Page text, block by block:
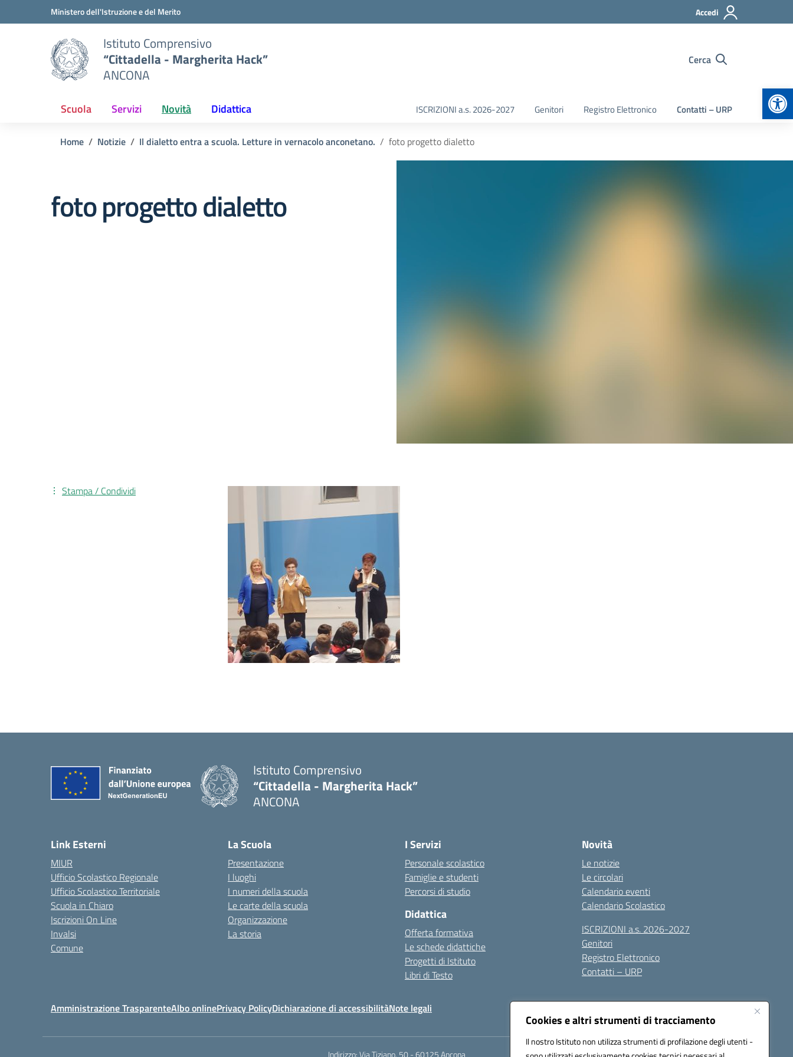
Cookies e altri strumenti di tracciamento
Il nostro Istituto non utilizza strumenti di profilazione degli utenti -
Vai ai contenuti
Vai al menu di navigazioneMinistero dell'Istruzione e del Merito Accedi
Istituto Comprensivo
“Cittadella - Margherita Hack”
ANCONA
Cerca
Scuola Servizi Novità Didattica ISCRIZIONI a.s. 2026-2027 Genitori Registro Elettronico Contatti – URP
Home Notizie Il dialetto entra a scuola. Letture in vernacolo anconetano. foto progetto dialetto
foto progetto dialetto
Stampa / Condividi
Istituto Comprensivo
“Cittadella - Margherita Hack”
ANCONA
Link Esterni
MIUR
Ufficio Scolastico Regionale
Ufficio Scolastico Territoriale
Scuola in Chiaro
Iscrizioni On Line
Invalsi
Comune
La Scuola
Presentazione
I luoghi
I numeri della scuola
Le carte della scuola
Organizzazione
La storia
I Servizi
Personale scolastico
Famiglie e studenti
Percorsi di studio
Didattica
Offerta formativa
Le schede didattiche
Progetti di Istituto
Libri di Testo
Novità
Le notizie
Le circolari
Calendario eventi
Calendario Scolastico
ISCRIZIONI a.s. 2026-2027
Genitori
Registro Elettronico
Contatti – URP
Amministrazione TrasparenteAlbo onlinePrivacy PolicyDichiarazione di accessibilitàNote legali
Indirizzo:Via Tiziano, 50 - 60125 Ancona